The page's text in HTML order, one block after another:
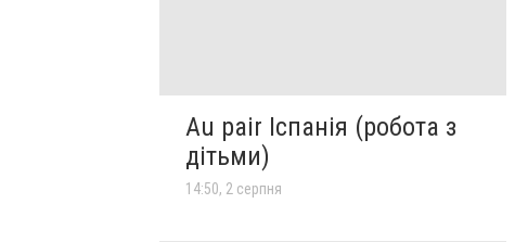
Au pair Іспанія (робота з
дітьми)
14:50, 2 серпня